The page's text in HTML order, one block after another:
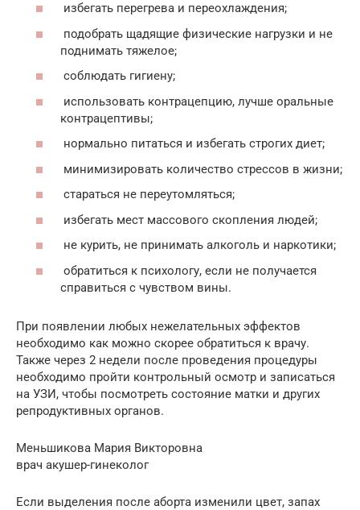
избегать перегрева и переохлаждения;
подобрать щадящие физические нагрузки и не
поднимать тяжелое;
соблюдать гигиену;
использовать контрацепцию, лучше оральные
контрацептивы;
нормально питаться и избегать строгих диет;
минимизировать количество стрессов в жизни;
стараться не переутомляться;
избегать мест массового скопления людей;
не курить, не принимать алкоголь и наркотики;
обратиться к психологу, если не получается
справиться с чувством вины.
При появлении любых нежелательных эффектов
необходимо как можно скорее обратиться к врачу.
Также через 2 недели после проведения процедуры
необходимо пройти контрольный осмотр и записаться
на УЗИ, чтобы посмотреть состояние матки и других
репродуктивных органов.
Меньшикова Мария Викторовна
врач акушер-гинеколог
Если выделения после аборта изменили цвет, запах